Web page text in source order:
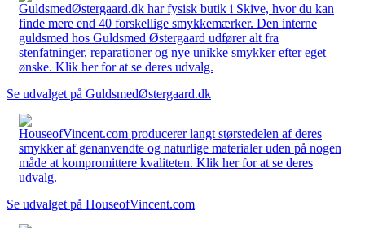
GuldsmedØstergaard.dk har fysisk butik i Skive, hvor du kan
finde mere end 40 forskellige smykkemærker. Den interne
guldsmed hos Guldsmed Østergaard udfører alt fra
stenfatninger, reparationer og nye unikke smykker efter eget
ønske. Klik her for at se deres udvalg.
Se udvalget på GuldsmedØstergaard.dk
HouseofVincent.com producerer langt størstedelen af deres
smykker af genanvendte og naturlige materialer uden på nogen
måde at kompromittere kvaliteten. Klik her for at se deres
udvalg.
Se udvalget på HouseofVincent.com